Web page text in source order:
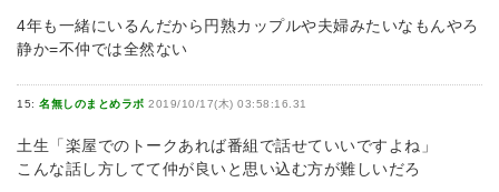
4年も一緒にいるんだから円熟カップルや夫婦みたいなもんやろ
静か=不仲では全然ない
15: 名無しのまとめラボ 2019/10/17(木) 03:58:16.31
土生「楽屋でのトークあれば番組で話せていいですよね」
こんな話し方してて仲が良いと思い込む方が難しいだろ